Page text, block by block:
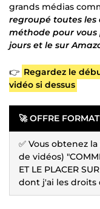
grands médias
regroupé toutes
méthode pour
jours et le sur
👉 Regardez le
vidéo si dessus
🚀OFFRE
✅ Vous obtenez
de vidéos)
ET LE PLACER
dont j'ai les droits